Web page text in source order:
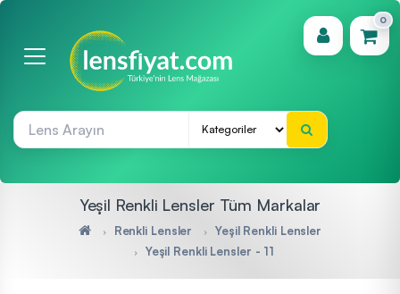
0
(0)
Yeşil Renkli Lensler Tüm Markalar
Renkli Lensler
Yeşil Renkli Lensler
Yeşil Renkli Lensler - 11